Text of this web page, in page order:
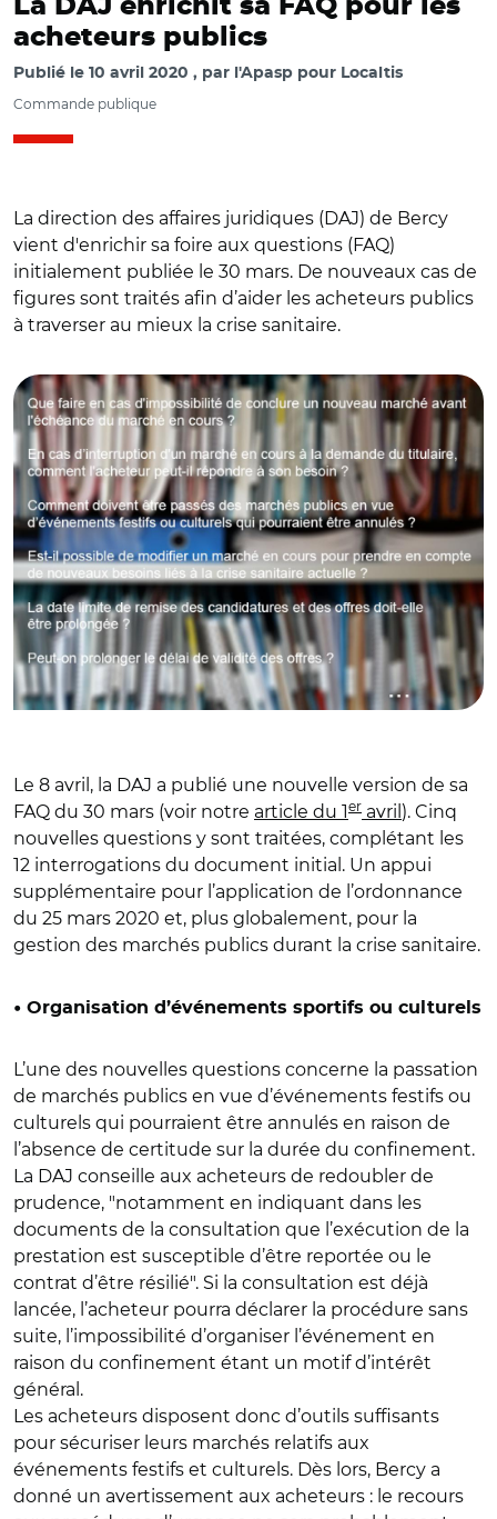
La DAJ enrichit sa FAQ pour les
acheteurs publics
Publié le 10 avril 2020 par l'Apasp pour Localtis
Commande publique
La direction des affaires juridiques (DAJ) de Bercy
vient d'enrichir sa foire aux questions (FAQ)
initialement publiée le 30 mars. De nouveaux cas de
figures sont traités afin d’aider les acheteurs publics
à traverser au mieux la crise sanitaire.
Le 8 avril, la DAJ a publié une nouvelle version de sa
FAQ du 30 mars (voir notre article du 1er avril ). Cinq
nouvelles questions y sont traitées, complétant les
12 interrogations du document initial. Un appui
supplémentaire pour l’application de l’ordonnance
du 25 mars 2020 et, plus globalement, pour la
gestion des marchés publics durant la crise sanitaire.
• Organisation d’événements sportifs ou culturels
L’une des nouvelles questions concerne la passation
de marchés publics en vue d’événements festifs ou
culturels qui pourraient être annulés en raison de
l’absence de certitude sur la durée du confinement.
La DAJ conseille aux acheteurs de redoubler de
prudence, "notamment en indiquant dans les
documents de la consultation que l’exécution de la
prestation est susceptible d’être reportée ou le
contrat d’être résilié". Si la consultation est déjà
lancée, l’acheteur pourra déclarer la procédure sans
suite, l’impossibilité d’organiser l’événement en
raison du confinement étant un motif d’intérêt
général.
Les acheteurs disposent donc d’outils suffisants
pour sécuriser leurs marchés relatifs aux
événements festifs et culturels. Dès lors, Bercy a
donné un avertissement aux acheteurs : le recours